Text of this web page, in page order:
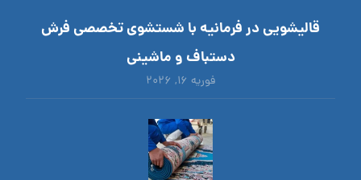
قالیشویی در فرمانیه با شستشوی تخصصی فرش
دستباف و ماشینی
فوریه ۱۶, ۲۰۲۶